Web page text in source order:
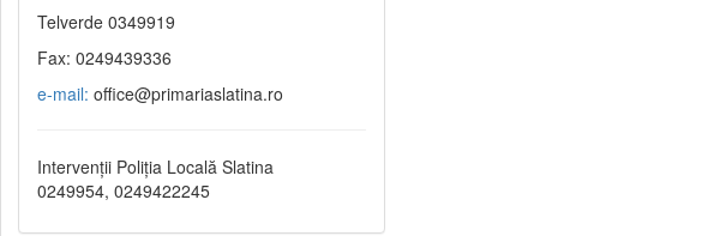
Telverde 0349919
Fax: 0249439336
e-mail: office@primariaslatina.ro
Intervenții Poliția Locală Slatina
0249954, 0249422245